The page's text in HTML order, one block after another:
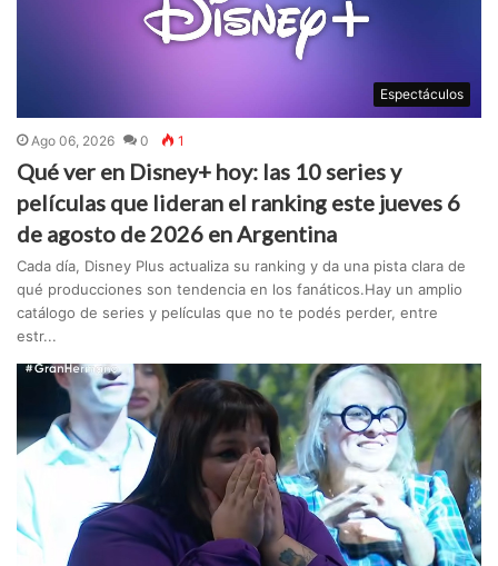
Espectáculos
Ago 06, 2026 0 1
Qué ver en Disney+ hoy: las 10 series y
películas que lideran el ranking este jueves 6
de agosto de 2026 en Argentina
Cada día, Disney Plus actualiza su ranking y da una pista clara de
qué producciones son tendencia en los fanáticos.Hay un amplio
catálogo de series y películas que no te podés perder, entre
estr...